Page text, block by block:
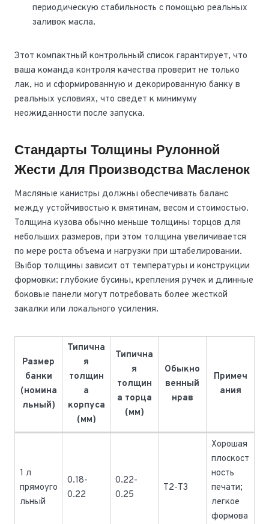
периодическую стабильность с помощью реальных
заливок масла.
Этот компактный контрольный список гарантирует, что
ваша команда контроля качества проверит не только
лак, но и сформированную и декорированную банку в
реальных условиях, что сведет к минимуму
неожиданности после запуска.
Стандарты Толщины Рулонной
Жести Для Производства Масленок
Масляные канистры должны обеспечивать баланс
между устойчивостью к вмятинам, весом и стоимостью.
Толщина кузова обычно меньше толщины торцов для
небольших размеров, при этом толщина увеличивается
по мере роста объема и нагрузки при штабелировании.
Выбор толщины зависит от температуры и конструкции
формовки: глубокие бусины, крепления ручек и длинные
боковые панели могут потребовать более жесткой
закалки или локального усиления.
Размер
банки
(номина
льный)
Типична
я
толщин
а
корпуса
(мм)
Типична
я
толщин
а торца
(мм)
Обыкно
венный
нрав
Примеч
ания
1 л
прямоуго
льный
0.18-
0.22
0.22-
0.25
Т2-Т3
Хорошая
плоскост
ность
печати;
легкое
формова